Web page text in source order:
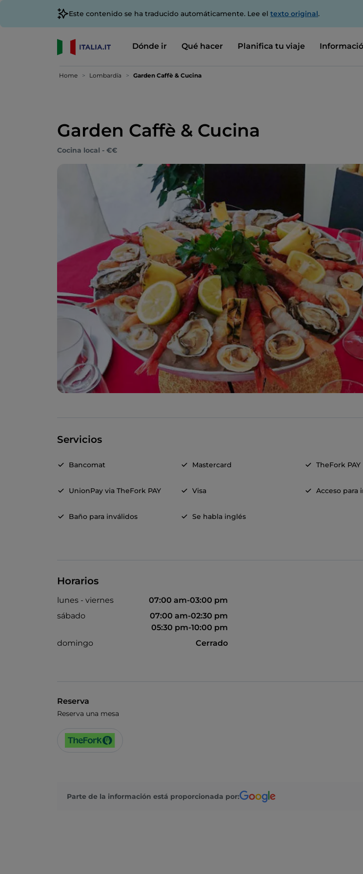
Este contenido se ha traducido automáticamente. Lee el texto original.
Dónde ir Qué hacer Planifica tu viaje
Home Lombardía Garden Caffè & Cucina
Garden Caffè & Cucina
Cocina local - €€
Servicios
Bancomat Mastercard TheFork PAY
UnionPay via TheFork PAY Visa Acceso para
Baño para inválidos Se habla inglés
Horarios
lunes - viernes
07:00 am-03:00 pm
sábado
07:00 am-02:30 pm
05:30 pm-10:00 pm
domingo
Cerrado
Reserva
Reserva una mesa
Parte de la información está proporcionada por: